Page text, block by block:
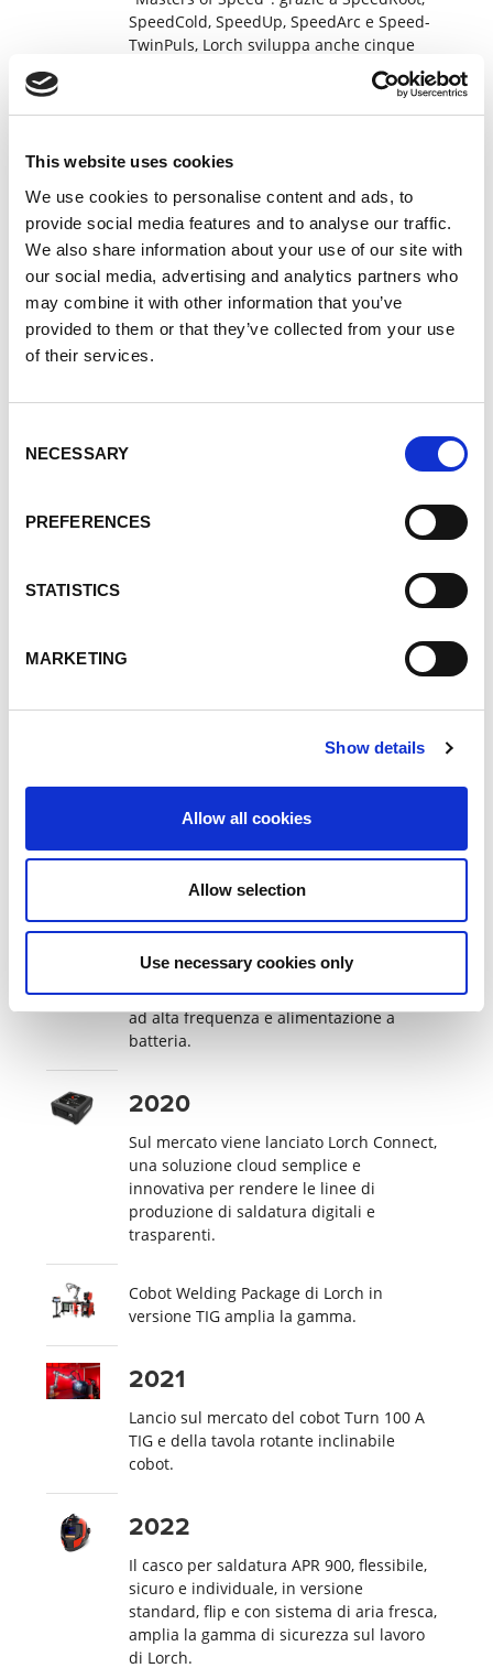
This website uses cookies
We use cookies to personalise content and ads, to
provide social media features and to analyse our traffic.
We also share information about your use of our site with
our social media, advertising and analytics partners who
may combine it with other information that you’ve
provided to them or that they’ve collected from your use
of their services.
Selection
NECESSARY
PREFERENCES
STATISTICS
MARKETING
Show details
Allow all cookies
Allow selection
Use necessary cookies only
SpeedCold, SpeedUp, SpeedArc e Speed-
TwinPuls, Lorch sviluppa anche cinque
nuovi processi per una saldatura più
2014
Viene lanciata sul mercato la serie
MicorMIG con inverter su base risonante
con tecnologia NFC.
Con MicorStick, Lorch presenta al
mercato la prima saldatrice a elettrodi
portatile con una batteria agli ioni di litio.
In abbinamento alle batterie
stato assegnato il premio "Bundespreis
Leistungen für das Handwerk" (Premio
federale 2014 per risultati straordinari e
Lorch, l'azienda si dimostra
all'avanguardia nel campo dei Cobot per
2019
Con la serie MicorTIG mobile, Lorch
lancia il primo inverter TIG con innesco
ad alta frequenza e alimentazione a
batteria.
2020
Sul mercato viene lanciato Lorch Connect,
una soluzione cloud semplice e
innovativa per rendere le linee di
produzione di saldatura digitali e
trasparenti.
Cobot Welding Package di Lorch in
versione TIG amplia la gamma.
2021
Lancio sul mercato del cobot Turn 100 A
TIG e della tavola rotante inclinabile
cobot.
2022
Il casco per saldatura APR 900, flessibile,
sicuro e individuale, in versione
standard, flip e con sistema di aria fresca,
amplia la gamma di sicurezza sul lavoro
di Lorch.